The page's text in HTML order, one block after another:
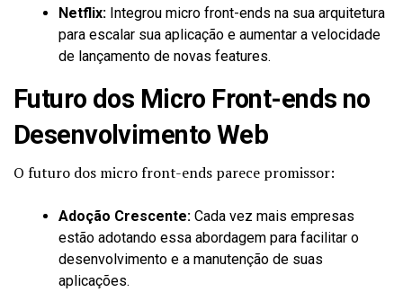
Netflix: Integrou micro front-ends na sua arquitetura
para escalar sua aplicação e aumentar a velocidade
de lançamento de novas features.
Futuro dos Micro Front-ends no
Desenvolvimento Web
O futuro dos micro front-ends parece promissor:
Adoção Crescente: Cada vez mais empresas
estão adotando essa abordagem para facilitar o
desenvolvimento e a manutenção de suas
aplicações.